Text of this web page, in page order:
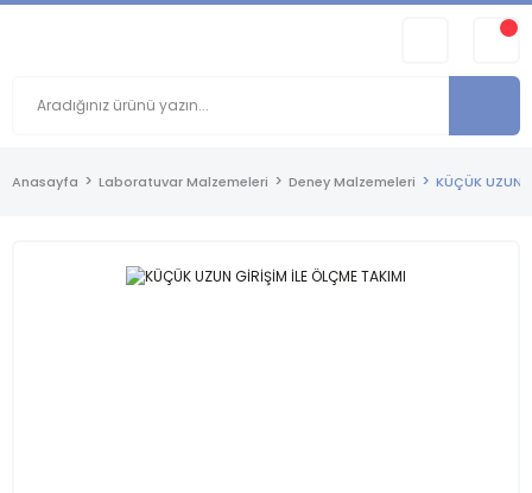
Anasayfa Laboratuvar Malzemeleri Deney Malzemeleri KÜÇÜK UZUN